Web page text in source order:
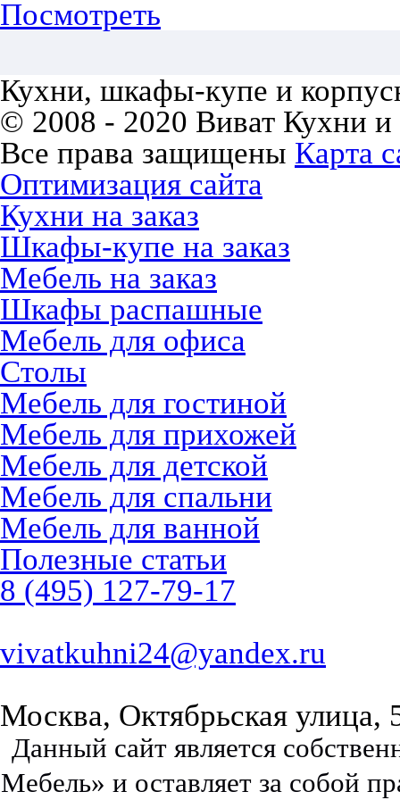
Посмотреть
Кухни, шкафы-купе и
© 2008 - 2020 Виват Кухни
Все права защищены Карта
Оптимизация сайта
Кухни на заказ
Шкафы-купе на заказ
Мебель на заказ
Шкафы распашные
Мебель для офиса
Столы
Мебель для гостиной
Мебель для прихожей
Мебель для детской
Мебель для спальни
Мебель для ванной
Полезные статьи
8 (495) 127-79-17
vivatkuhni24@yandex.ru
Москва, Октябрьская улица,
Данный сайт является
Мебель» и оставляет за собой